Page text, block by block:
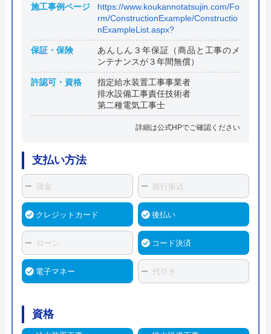
施工事例ページ
https://www.koukannotatsujin.com/Fo
rm/ConstructionExample/Constructio
nExampleList.aspx?
保証・保険
あんしん３年保証（商品と工事のメ
ンテナンスが３年間無償）
許認可・資格
指定給水装置工事事業者
排水設備工事責任技術者
第二種電気工事士
詳細は公式HPでご確認ください
支払い方法
現金 銀行振込
クレジットカード 後払い
ローン コード決済
電子マネー 代引き
資格